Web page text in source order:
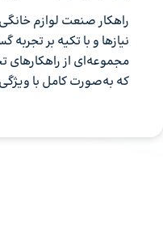
راهکار صنعت لوازم
نیازها و با تکیه بر
مجموعه‌ای از
که به‌صورت کامل با